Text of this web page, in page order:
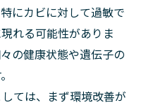
にカビに対して過敏で
れる可能性がありま
の健康状態や遺伝子の
ては、まず環境改善が